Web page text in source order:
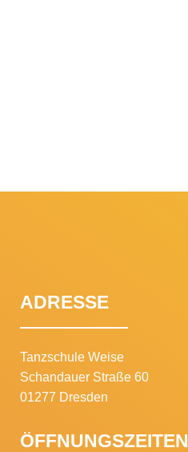
ADRESSE
Tanzschule Weise
Schandauer Straße 60
01277 Dresden
ÖFFNUNGSZEITEN